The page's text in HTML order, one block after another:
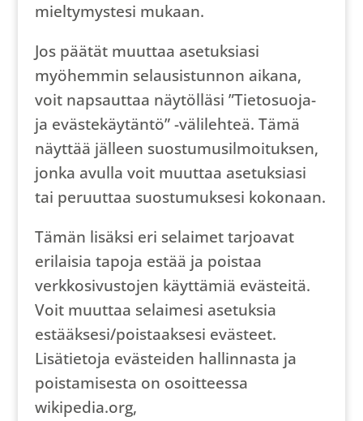
mieltymystesi mukaan.
Jos päätät muuttaa asetuksiasi
myöhemmin selausistunnon aikana,
voit napsauttaa näytölläsi ”Tietosuoja-
ja evästekäytäntö” -välilehteä. Tämä
näyttää jälleen suostumusilmoituksen,
jonka avulla voit muuttaa asetuksiasi
tai peruuttaa suostumuksesi kokonaan.
Tämän lisäksi eri selaimet tarjoavat
erilaisia ​​tapoja estää ja poistaa
verkkosivustojen käyttämiä evästeitä.
Voit muuttaa selaimesi asetuksia
estääksesi/poistaaksesi evästeet.
Lisätietoja evästeiden hallinnasta ja
poistamisesta on osoitteessa
wikipedia.org,